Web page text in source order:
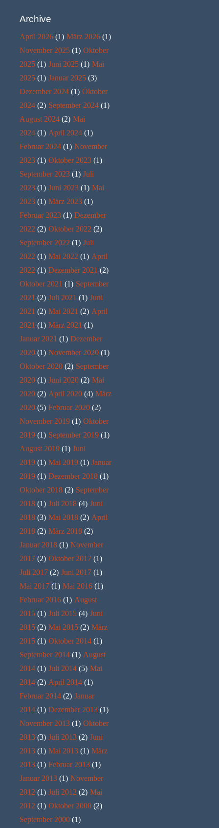
Archive
April 2026 (1) März 2026 (1)
November 2025 (1) Oktober
2025 (1) Juni 2025 (1) Mai
2025 (1) Januar 2025 (3)
Dezember 2024 (1) Oktober
2024 (2) September 2024 (1)
August 2024 (2) Mai
2024 (1) April 2024 (1)
Februar 2024 (1) November
2023 (1) Oktober 2023 (1)
September 2023 (1) Juli
2023 (1) Juni 2023 (1) Mai
2023 (1) März 2023 (1)
Februar 2023 (1) Dezember
2022 (2) Oktober 2022 (2)
September 2022 (1) Juli
2022 (1) Mai 2022 (1) April
2022 (1) Dezember 2021 (2)
Oktober 2021 (1) September
2021 (2) Juli 2021 (1) Juni
2021 (2) Mai 2021 (2) April
2021 (1) März 2021 (1)
Januar 2021 (1) Dezember
2020 (1) November 2020 (1)
Oktober 2020 (2) September
2020 (1) Juni 2020 (2) Mai
2020 (2) April 2020 (4) März
2020 (5) Februar 2020 (2)
November 2019 (1) Oktober
2019 (1) September 2019 (1)
August 2019 (1) Juni
2019 (1) Mai 2019 (1) Januar
2019 (1) Dezember 2018 (1)
Oktober 2018 (2) September
2018 (1) Juli 2018 (4) Juni
2018 (3) Mai 2018 (2) April
2018 (2) März 2018 (2)
Januar 2018 (1) November
2017 (2) Oktober 2017 (1)
Juli 2017 (2) Juni 2017 (1)
Mai 2017 (1) Mai 2016 (1)
Februar 2016 (1) August
2015 (1) Juli 2015 (4) Juni
2015 (2) Mai 2015 (2) März
2015 (1) Oktober 2014 (1)
September 2014 (1) August
2014 (1) Juli 2014 (5) Mai
2014 (2) April 2014 (1)
Februar 2014 (2) Januar
2014 (1) Dezember 2013 (1)
November 2013 (1) Oktober
2013 (3) Juli 2013 (2) Juni
2013 (1) Mai 2013 (1) März
2013 (1) Februar 2013 (1)
Januar 2013 (1) November
2012 (1) Juli 2012 (2) Mai
2012 (1) Oktober 2000 (2)
September 2000 (1)